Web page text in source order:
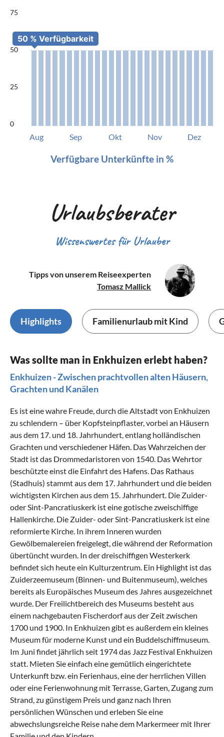
75
50
25
0
Aug Sep Okt Nov Dez
Verfügbare Unterkünfte in %
Urlaubsberater
Wissenswertes für Urlauber
Tipps von unserem Reiseexperten
Tomasz Mallick
Highlights Familienurlaub mit Kind
Was sollte man in Enkhuizen erlebt haben?
Enkhuizen - Zwischen prachtvollen alten Häusern,
Grachten und Kanälen
Es ist eine wahre Freude, durch die Altstadt von Enkhuizen
zu schlendern – über Kopfsteinpflaster, vorbei an Häusern
aus dem 17. und 18. Jahrhundert, entlang holländischen
Grachten und verschiedener Häfen. Das Wahrzeichen der
Stadt ist das Drommedaristoren von 1540. Das Wehrtor
beschützte einst die Einfahrt des Hafens. Das Rathaus
(Stadhuis) stammt aus dem 17. Jahrhundert und die beiden
wichtigsten Kirchen aus dem 15. Jahrhundert. Die Zuider-
oder Sint-Pancratiuskerk ist eine gotische zweischiffige
Hallenkirche. Die Zuider- oder Sint-Pancratiuskerk ist eine
reformierte Kirche. In ihrem Inneren wurden
Gewölbemalereien freigelegt, die während der Reformation
übertüncht wurden. In der dreischiffigen Westerkerk
befindet sich heute ein Kulturzentrum. Ein Highlight ist das
Zuiderzeemuseum (Binnen- und Buitenmuseum), welches
bereits als Europäisches Museum des Jahres ausgezeichnet
wurde. Der Freilichtbereich des Museums besteht aus
einem nachgebauten Fischerdorf aus der Zeit zwischen
1700 und 1900. In Enkhuizen gibt es außerdem ein kleines
Museum für moderne Kunst und ein Buddelschiffmuseum.
Im Juni findet jährlich seit 1974 das Jazz Festival Enkhuizen
statt. Mieten Sie einfach eine gemütlich eingerichtete
Unterkunft bzw. ein Ferienhaus, eine der herrlichen Villen
oder eine Ferienwohnung mit Terrasse, Garten, Zugang zum
Strand, zu günstigem Preis und ganz nach Ihren
persönlichen Wünschen und erleben Sie eine
abwechslungsreiche Reise nahe dem Markermeer mit Ihrer